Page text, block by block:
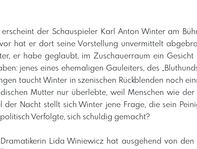
der Schauspieler Karl Anton Winter am
hat er dort seine Vorstellung unvermittelt
er habe geglaubt, im Zuschauerraum ein Gesicht
jenes eines ehemaligen Gauleiters, des
taucht Winter in szenischen Rückblenden noch
Mutter nur überlebte, weil Menschen wie
der Nacht stellt sich Winter jene Frage, die sein
Verfolgte, sich schuldig gemacht?
Lida Winiewicz hat ausgehend von den